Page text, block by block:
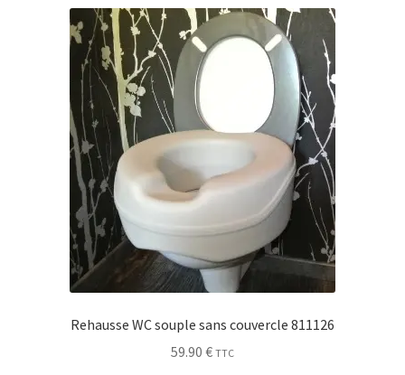
Rehausse WC souple sans couvercle 811126
59.90 € TTC